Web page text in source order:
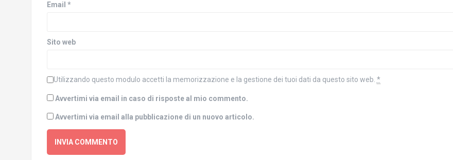
r
Email *
Sito web
Utilizzando questo modulo accetti la memorizzazione e la gestione dei tuoi dati da questo sito web. *
Avvertimi via email in caso di risposte al mio commento.
Avvertimi via email alla pubblicazione di un nuovo articolo.